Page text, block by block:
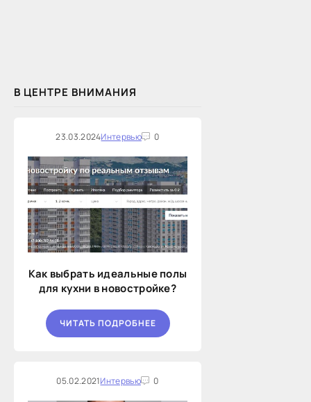
В ЦЕНТРЕ ВНИМАНИЯ
23.03.2024Интервью 0
Как выбрать идеальные полы
для кухни в новостройке?
ЧИТАТЬ ПОДРОБНЕЕ
05.02.2021Интервью 0